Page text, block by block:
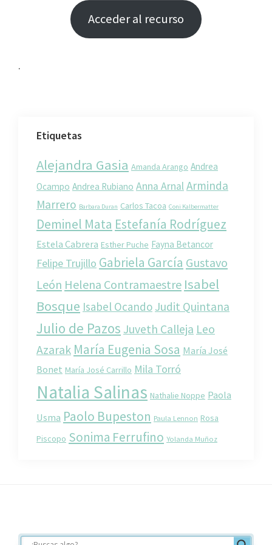
Acceder al recurso
.
Etiquetas
Alejandra Gasia Amanda Arango Andrea
Ocampo Andrea Rubiano Anna ArnalArminda
Marrero Barbara Duran Carlos Tacoa Coni Kalbermatter
Deminel Mata Estefanía Rodríguez
Estela Cabrera Esther Puche Fayna Betancor
Felipe Trujillo Gabriela García Gustavo
León Helena Contramaestre Isabel
Bosque Isabel Ocando Judit Quintana
Julio de Pazos Juveth Calleja Leo
Azarak María Eugenia Sosa María José
Bonet María José Carrillo Mila Torró
Natalia Salinas Nathalie Noppe Paola
Usma Paolo Bupeston Paula Lennon Rosa
Piscopo Sonima Ferrufino Yolanda Muñoz
Footer